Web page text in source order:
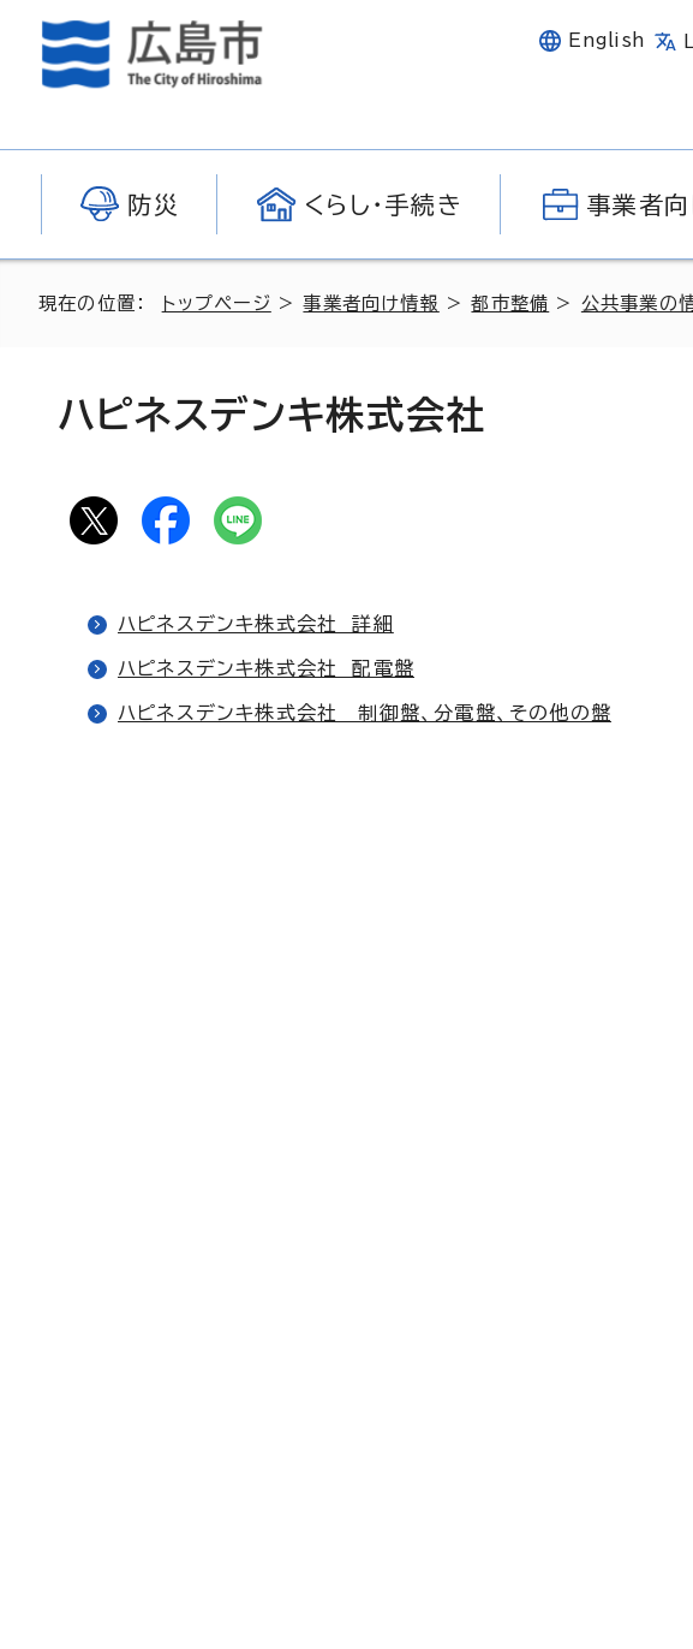
English
防災 くらし・手続き 事業者
現在の位置： トップページ >事業者向け情報 >都市整備 > 公共事業の
ハピネスデンキ株式会社
ハピネスデンキ株式会社 詳細
ハピネスデンキ株式会社 配電盤
ハピネスデンキ株式会社 制御盤、分電盤、その他の盤